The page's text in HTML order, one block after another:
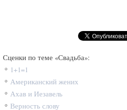
Сценки по теме «Свадьба»:
1+1=1
Американский жених
Ахав и Иезавель
Верность слову